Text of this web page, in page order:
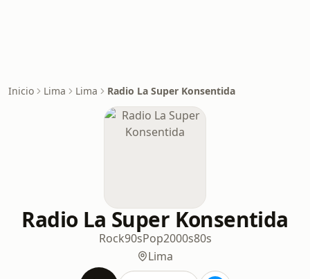
Inicio Lima Lima Radio La Super Konsentida
Radio La Super Konsentida
Rock90sPop2000s80s
Lima